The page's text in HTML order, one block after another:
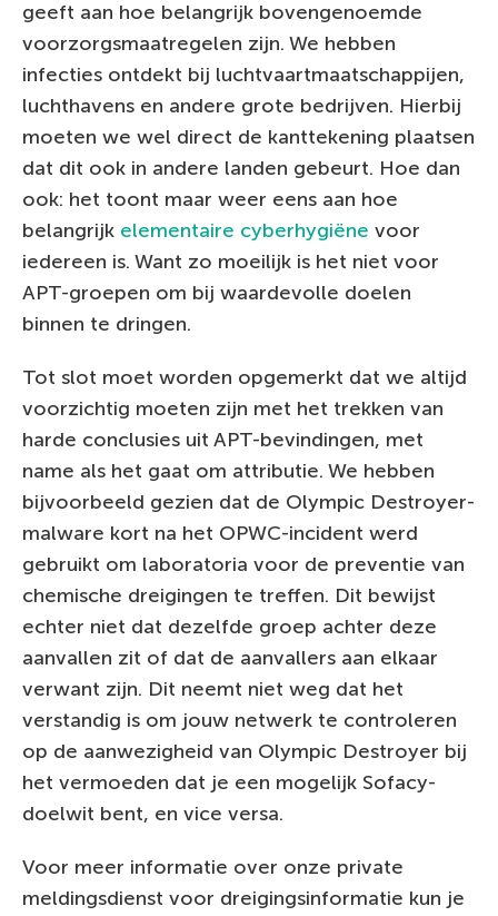
geeft aan hoe belangrijk bovengenoemde
voorzorgsmaatregelen zijn. We hebben
infecties ontdekt bij luchtvaartmaatschappijen,
luchthavens en andere grote bedrijven. Hierbij
moeten we wel direct de kanttekening plaatsen
dat dit ook in andere landen gebeurt. Hoe dan
ook: het toont maar weer eens aan hoe
belangrijk elementaire cyberhygiëne voor
iedereen is. Want zo moeilijk is het niet voor
APT-groepen om bij waardevolle doelen
binnen te dringen.
Tot slot moet worden opgemerkt dat we altijd
voorzichtig moeten zijn met het trekken van
harde conclusies uit APT-bevindingen, met
name als het gaat om attributie. We hebben
bijvoorbeeld gezien dat de Olympic Destroyer-
malware kort na het OPWC-incident werd
gebruikt om laboratoria voor de preventie van
chemische dreigingen te treffen. Dit bewijst
echter niet dat dezelfde groep achter deze
aanvallen zit of dat de aanvallers aan elkaar
verwant zijn. Dit neemt niet weg dat het
verstandig is om jouw netwerk te controleren
op de aanwezigheid van Olympic Destroyer bij
het vermoeden dat je een mogelijk Sofacy-
doelwit bent, en vice versa.
Voor meer informatie over onze private
meldingsdienst voor dreigingsinformatie kun je